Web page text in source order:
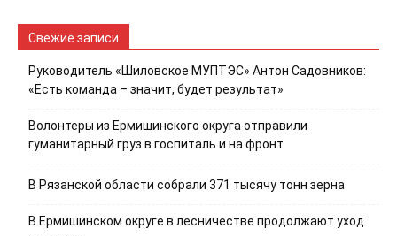
Свежие записи
Руководитель «Шиловское МУПТЭС» Антон Садовников:
«Есть команда – значит, будет результат»
Волонтеры из Ермишинского округа отправили
гуманитарный груз в госпиталь и на фронт
В Рязанской области собрали 371 тысячу тонн зерна
В Ермишинском округе в лесничестве продолжают уход